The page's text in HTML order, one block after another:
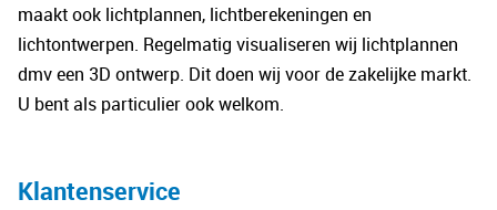
maakt ook lichtplannen, lichtberekeningen en
lichtontwerpen. Regelmatig visualiseren wij lichtplannen
dmv een 3D ontwerp. Dit doen wij voor de zakelijke markt.
U bent als particulier ook welkom.
Klantenservice